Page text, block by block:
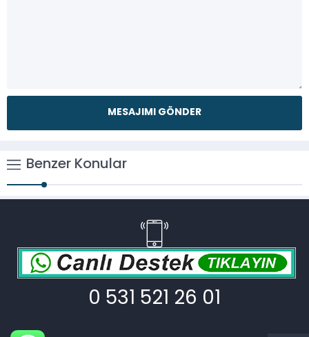
Benzer Konular
0 531 521 26 01